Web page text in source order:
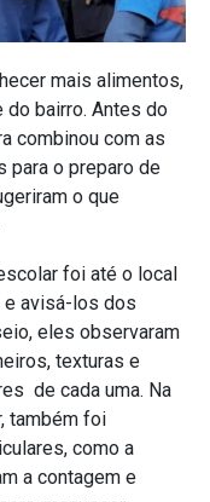
mais alimentos,
do bairro. Antes do
combinou com as
para o preparo de
o que
foi até o local
e avisá-los dos
eles observaram
texturas e
de cada uma. Na
também foi
como a
a contagem e